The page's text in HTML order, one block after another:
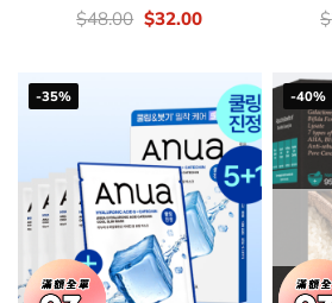
價
$48.00 Original
$32.00Current $
-35% -40%